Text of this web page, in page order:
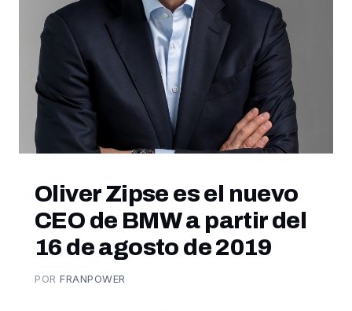
Oliver Zipse es el nuevo
CEO de BMW a partir del
16 de agosto de 2019
PORFRANPOWER